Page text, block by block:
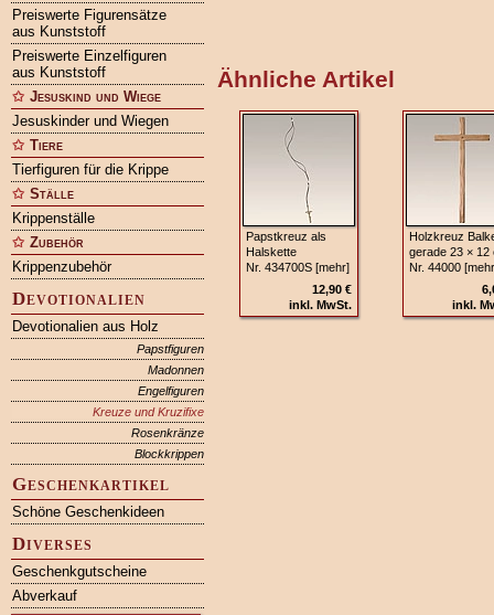
Preiswerte Figurensätze
aus Kunststoff
Preiswerte Einzelfiguren
aus Kunststoff
Jesuskind und Wiege
Jesuskinder und Wiegen
Tiere
Tierfiguren für die Krippe
Ställe
Krippenställe
Zubehör
Krippenzubehör
Devotionalien
Devotionalien aus Holz
Papstfiguren
Madonnen
Engelfiguren
Kreuze und Kruzifixe
Rosenkränze
Blockkrippen
Geschenkartikel
Schöne Geschenkideen
Diverses
Geschenkgutscheine
Abverkauf
Ähnliche Artikel
Papstkreuz als
Halskette
Nr. 434700S [mehr]
12,90 €
inkl. MwSt.
Holzkreuz
gerade 23 × 12
Nr. 44000
inkl.